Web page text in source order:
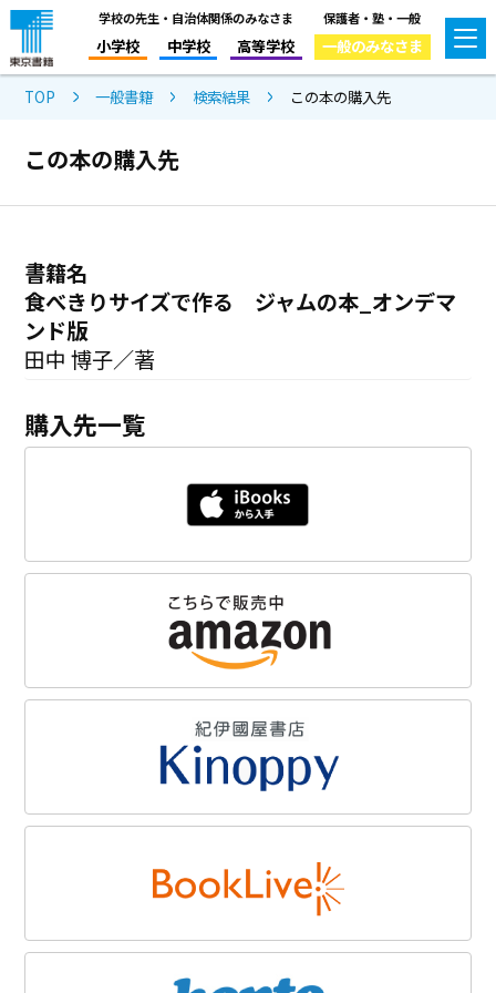
学校の先生・自治体関係のみなさま
小学校 中学校 高等学校
保護者・塾・一般
一般のみなさま
TOP 一般書籍 検索結果 この本の購入先
この本の購入先
書籍名
食べきりサイズで作る ジャムの本_オンデマ
ンド版
田中 博子／著
購入先一覧